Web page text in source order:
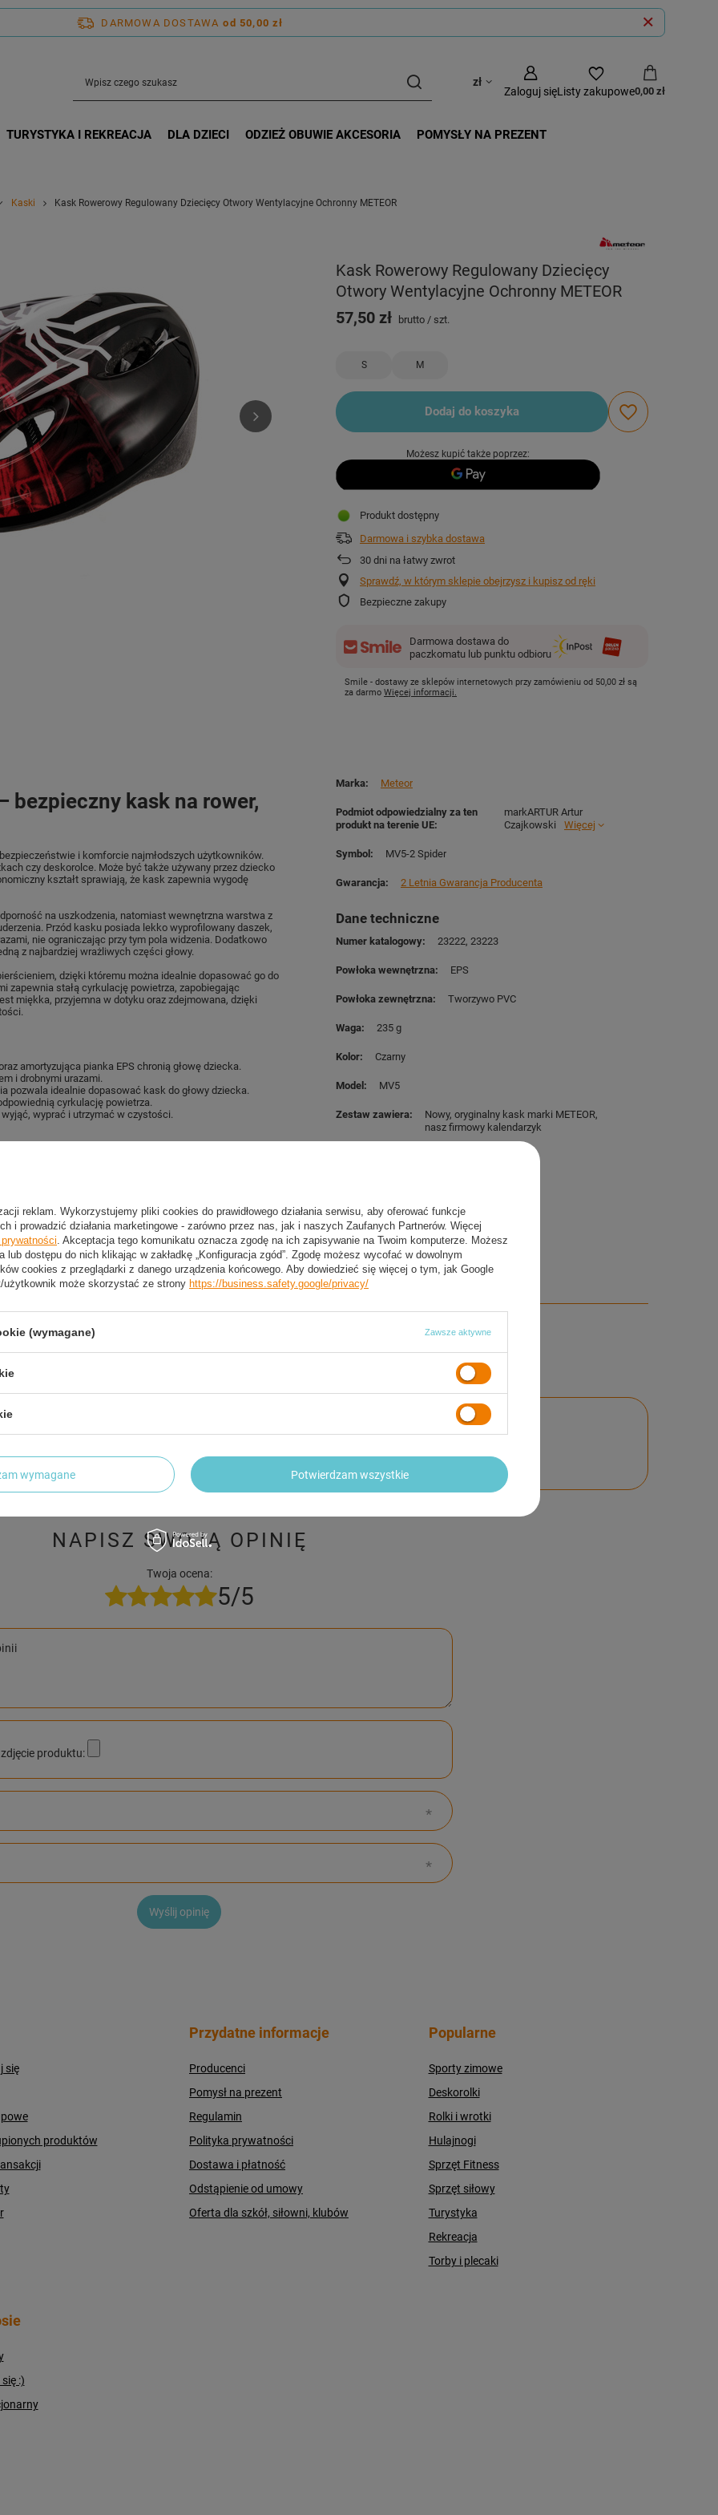
DARMOWA DOSTAWA od 50,00 zł
zł
Zaloguj sięListy zakupowe0,00 zł
TURYSTYKA I REKREACJA DLA DZIECI ODZIEŻ OBUWIE AKCESORIA
POMYSŁY NA PREZENT
Kaski Kask Rowerowy Regulowany Dziecięcy Otwory Wentylacyjne Ochronny METEOR
Kask Rowerowy Regulowany Dziecięcy
Otwory Wentylacyjne Ochronny METEOR
S M
57,50 zł brutto / szt.
Dodaj do koszyka
Możesz kupić także poprzez:
Produkt dostępny
Darmowa i szybka dostawa
30 dni na łatwy zwrot
Sprawdź, w którym sklepie obejrzysz i kupisz od ręki
Bezpieczne zakupy
Darmowa dostawa do
paczkomatu lub punktu odbioru
Smile - dostawy ze sklepów internetowych przy zamówieniu od 50,00 zł są
za darmoWięcej informacji.
bezpieczny kask na rower,
i komforcie najmłodszych użytkowników.
czy deskorolce. Może być także używany przez dziecko
kształt sprawiają, że kask zapewnia wygodę
na uszkodzenia, natomiast wewnętrzna warstwa z
Przód kasku posiada lekko wyprofilowany daszek,
nie ograniczając przy tym pola widzenia. Dodatkowo
z najbardziej wrażliwych części głowy.
dzięki któremu można idealnie dopasować go do
zapewnia stałą cyrkulację powietrza, zapobiegając
miękka, przyjemna w dotyku oraz zdejmowana, dzięki
amortyzująca pianka EPS chronią głowę dziecka.
i drobnymi urazami.
pozwala idealnie dopasować kask do głowy dziecka.
cyrkulację powietrza.
wyprać i utrzymać w czystości.
rolkach, wrotkach czy deskorolce.
do wielkości głowy.
łatwo wyprać i zachować higienę użytkowania.
Marka Meteor
Podmiot odpowiedzialny za ten
produkt na terenie UE
markARTUR Artur
Czajkowski
Więcej
Symbol MV5-2 Spider
Gwarancja 2 Letnia Gwarancja Producenta
Dane techniczne
Numer katalogowy 23222 23223
Powłoka wewnętrzna EPS
Powłoka zewnętrzna Tworzywo PVC
Waga 235 g
Kolor Czarny
Model MV5
Zestaw zawiera
Nowy, oryginalny kask marki METEOR
nasz firmowy kalendarzyk
2 LETNIA GWARANCJA PRODUCENTA
publikując dla innych.
NAPISZ SWOJĄ OPINIĘ
Twoja ocena:
5/5
produktu:
Wyślij opinię
się
produktów
Przydatne informacje
Producenci
Pomysł na prezent
Regulamin
Polityka prywatności
Dostawa i płatność
Odstąpienie od umowy
Oferta dla szkół, siłowni, klubów
Popularne
Sporty zimowe
Deskorolki
Rolki i wrotki
Hulajnogi
Sprzęt Fitness
Sprzęt siłowy
Turystyka
Rekreacja
Torby i plecaki
:)
reklam. Wykorzystujemy pliki cookies do prawidłowego działania serwisu, aby oferować funkcje
i prowadzić działania marketingowe - zarówno przez nas, jak i naszych Zaufanych Partnerów. Więcej
. Akceptacja tego komunikatu oznacza zgodę na ich zapisywanie na Twoim komputerze. Możesz
lub dostępu do nich klikając w zakładkę „Konfiguracja zgód”. Zgodę możesz wycofać w dowolnym
cookies z przeglądarki z danego urządzenia końcowego. Aby dowiedzieć się więcej o tym, jak Google
użytkownik może skorzystać ze strony https://business.safety.google/privacy/
(wymagane) Zawsze aktywne
wymagane Potwierdzam wszystkie